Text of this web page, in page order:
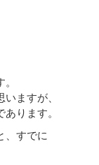
ますが、
ります。
、すでに